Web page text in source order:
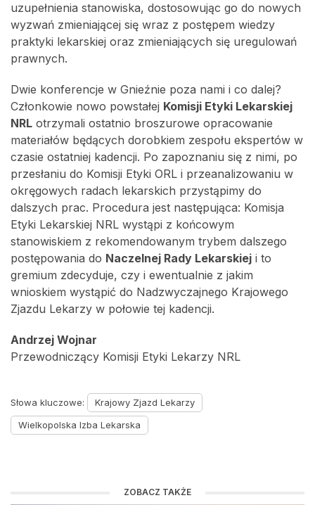
uzupełnienia stanowiska, dostosowując go do nowych
wyzwań zmieniającej się wraz z postępem wiedzy
praktyki lekarskiej oraz zmieniających się uregulowań
prawnych.
Dwie konferencje w Gnieźnie poza nami i co dalej?
Członkowie nowo powstałej Komisji Etyki Lekarskiej
NRL otrzymali ostatnio broszurowe opracowanie
materiałów będących dorobkiem zespołu ekspertów w
czasie ostatniej kadencji. Po zapoznaniu się z nimi, po
przesłaniu do Komisji Etyki ORL i przeanalizowaniu w
okręgowych radach lekarskich przystąpimy do
dalszych prac. Procedura jest następująca: Komisja
Etyki Lekarskiej NRL wystąpi z końcowym
stanowiskiem z rekomendowanym trybem dalszego
postępowania do Naczelnej Rady Lekarskiej i to
gremium zdecyduje, czy i ewentualnie z jakim
wnioskiem wystąpić do Nadzwyczajnego Krajowego
Zjazdu Lekarzy w połowie tej kadencji.
Andrzej Wojnar
Przewodniczący Komisji Etyki Lekarzy NRL
Słowa kluczowe:
Krajowy Zjazd Lekarzy
Wielkopolska Izba Lekarska
ZOBACZ TAKŻE